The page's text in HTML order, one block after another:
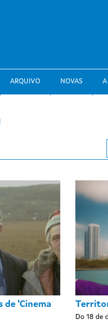
ARQUIVO NOVAS
de 'Cinema
Do 18 de